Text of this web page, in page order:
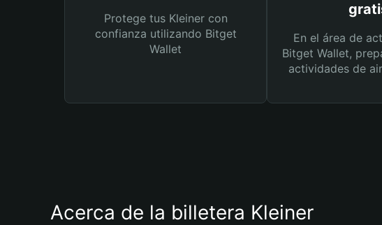
Protege tus Kleiner con
confianza utilizando Bitget
Wallet
En el área de
Bitget Wallet,
actividades de
Acerca de la billetera Kleiner